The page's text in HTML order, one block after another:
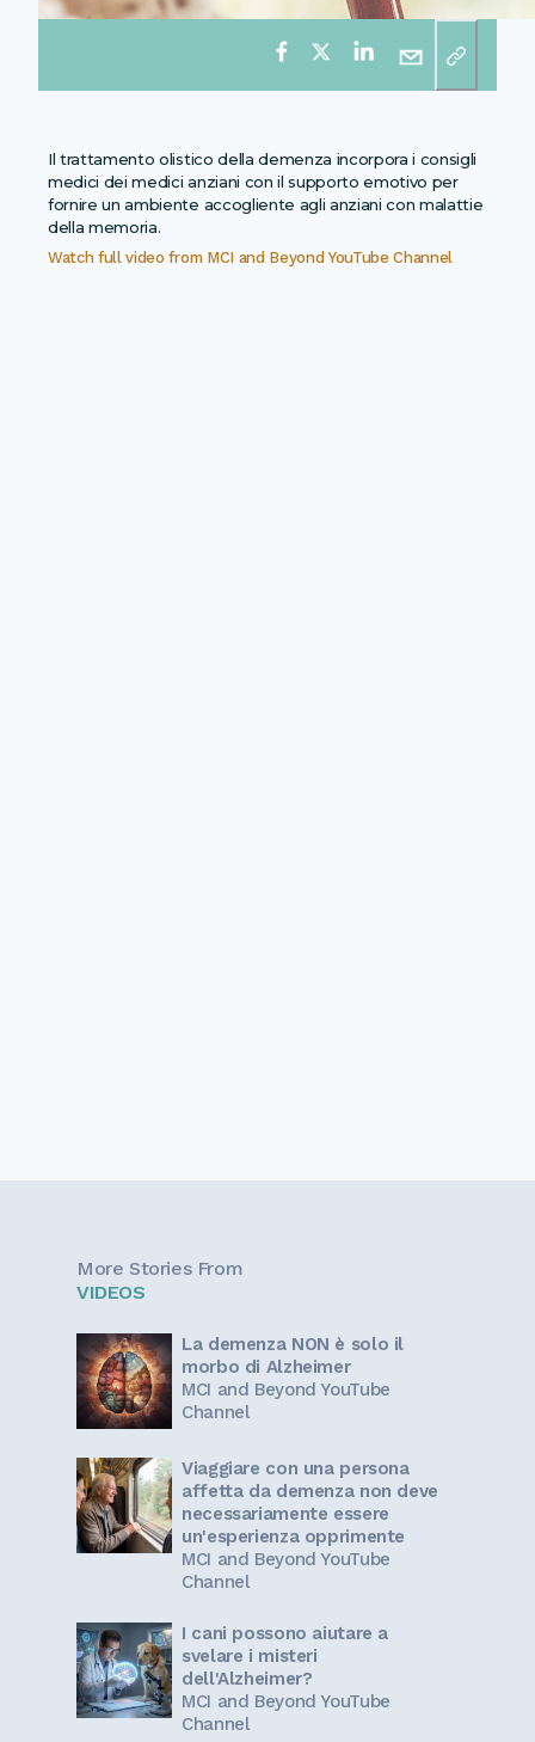
Il trattamento olistico della demenza incorpora i consigli
medici dei medici anziani con il supporto emotivo per
fornire un ambiente accogliente agli anziani con malattie
della memoria.
Watch full video from MCI and Beyond YouTube Channel
More Stories From
VIDEOS
La demenza NON è solo il
morbo di Alzheimer
MCI and Beyond YouTube
Channel
Viaggiare con una persona
affetta da demenza non deve
necessariamente essere
un'esperienza opprimente
MCI and Beyond YouTube
Channel
I cani possono aiutare a
svelare i misteri
dell'Alzheimer?
MCI and Beyond YouTube
Channel